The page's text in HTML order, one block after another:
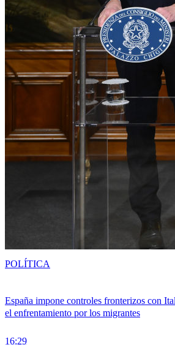
España impone controles fronterizos con
el enfrentamiento por los migrantes
16:29
POLÍTICA